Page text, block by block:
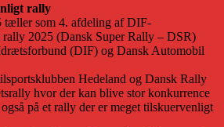
rally
som 4. afdeling af DIF-
rally 2025 (Dansk Super Rally – DSR)
(DIF) og Dansk Automobil
Hedeland og Dansk Rally
hvor der kan blive stor konkurrence
på et rally der er meget tilskuervenligt